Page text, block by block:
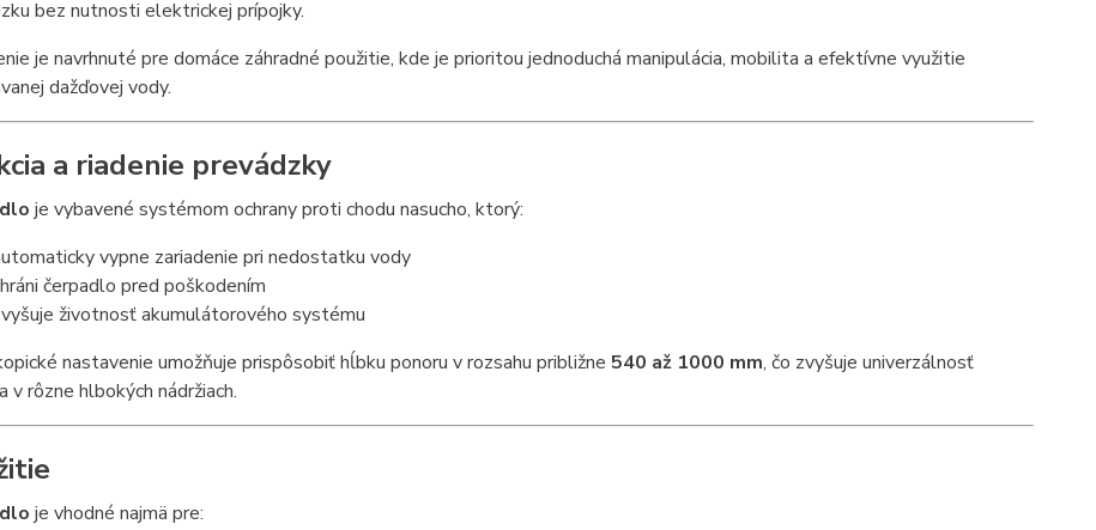
bez nutnosti elektrickej prípojky.
je navrhnuté pre domáce záhradné použitie, kde je prioritou jednoduchá manipulácia, mobilita a efektívne využitie
dažďovej vody.
a riadenie prevádzky
je vybavené systémom ochrany proti chodu nasucho, ktorý:
vypne zariadenie pri nedostatku vody
čerpadlo pred poškodením
životnosť akumulátorového systému
nastavenie umožňuje prispôsobiť hĺbku ponoru v rozsahu približne 540 až 1000 mm, čo zvyšuje univerzálnosť
v rôzne hlbokých nádržiach.
je vhodné najmä pre: